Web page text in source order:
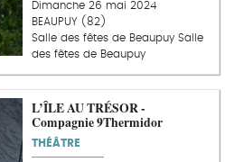
Dimanche 26 mai 2024
BEAUPUY (82)
Salle des fêtes de Beaupuy Salle
des fêtes de Beaupuy
L’ÎLE AU TRÉSOR -
Compagnie 9Thermidor
THÉÂTRE